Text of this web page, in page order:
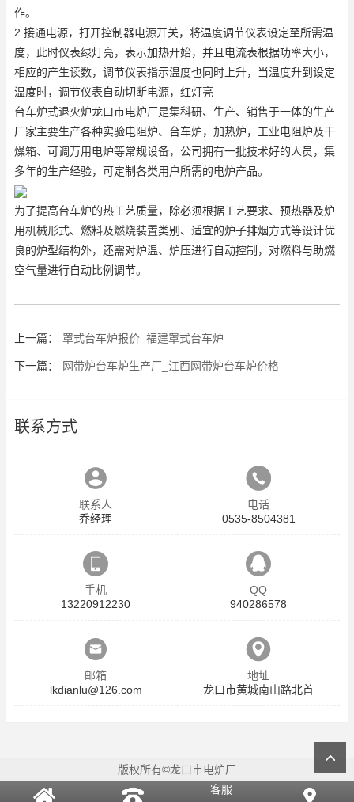
作。
2.接通电源，打开控制器电源开关，将温度调节仪表设定至所需温
度，此时仪表绿灯亮，表示加热开始，并且电流表根据功率大小，
相应的产生读数，调节仪表指示温度也同时上升，当温度升到设定
温度时，调节仪表自动切断电源，红灯亮
台车炉式退火炉龙口市电炉厂是集科研、生产、销售于一体的生产
厂家主要生产各种实验电阻炉、台车炉，加热炉，工业电阻炉及干
燥箱、可调万用电炉等常规设备，公司拥有一批技术好的人员，集
多年的生产经验，可定制各类用户所需的电炉产品。
为了提高台车炉的热工艺质量，除必须根据工艺要求、预热器及炉
用机械形式、燃料及燃烧装置类别、适宜的炉子排烟方式等设计优
良的炉型结构外，还需对炉温、炉压进行自动控制，对燃料与助燃
空气量进行自动比例调节。
上一篇： 罩式台车炉报价_福建罩式台车炉
下一篇： 网带炉台车炉生产厂_江西网带炉台车炉价格
联系方式
联系人
乔经理
电话
0535-8504381
手机
13220912230
QQ
940286578
邮箱
lkdianlu@126.com
地址
龙口市黄城南山路北首
版权所有©龙口市电炉厂
客服